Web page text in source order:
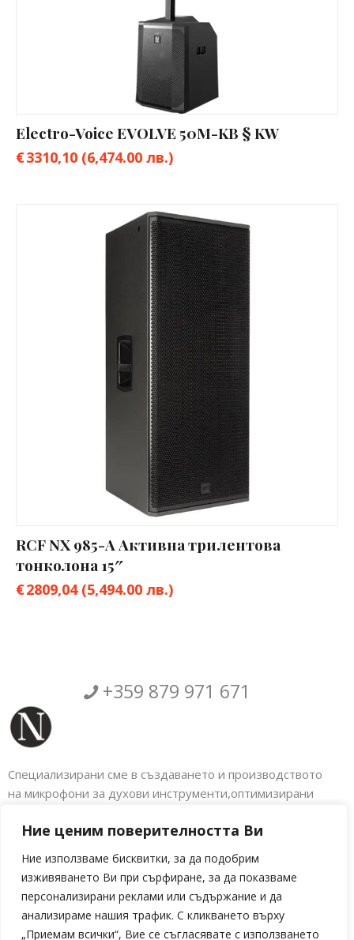
Ние ценим поверителността Ви
Ние използваме бисквитки, за да подобрим
изживяването Ви при сърфиране, за да показваме
персонализирани реклами или съдържание и да
анализираме нашия трафик. С кликването върху
„Приемам всички“, Вие се съгласявате с използването
Electro-Voice EVOLVE 50M-KB § KW
€3310,10 (6,474.00 лв.)
RCF NX 985-A Активна трилентова
тонколона 15″
€2809,04 (5,494.00 лв.)
+359 879 971 671
Специализирани сме в създаването и производството
на микрофони за духови инструменти,оптимизирани
електронното обновяване на голяма гама
индустриални машини. Налбантов Електроникс.
Социални мрежи